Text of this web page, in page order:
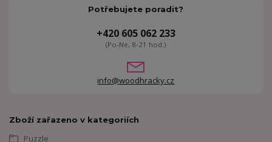
Potřebujete poradit?
+420 605 062 233
(Po-Ne, 8-21 hod.)
info@woodhracky.cz
Zboží zařazeno v kategoriích
Puzzle